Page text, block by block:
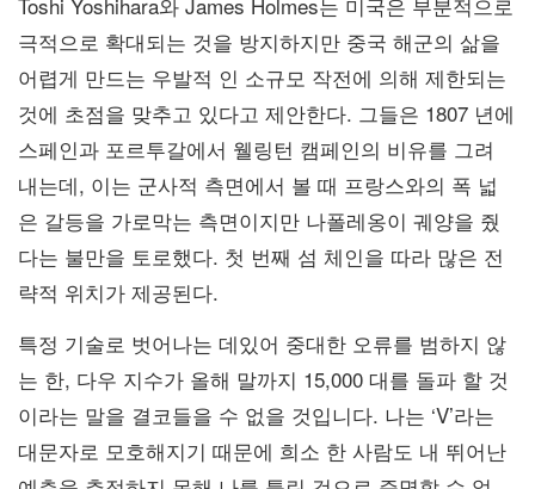
극적으로 확대되는 것을 방지하지만 중국 해군의 삶을
어렵게 만드는 우발적 인 소규모 작전에 의해 제한되는
것에 초점을 맞추고 있다고 제안한다. 그들은 1807 년에
스페인과 포르투갈에서 웰링턴 캠페인의 비유를 그려
내는데, 이는 군사적 측면에서 볼 때 프랑스와의 폭 넓
은 갈등을 가로막는 측면이지만 나폴레옹이 궤양을 줬
다는 불만을 토로했다. 첫 번째 섬 체인을 따라 많은 전
략적 위치가 제공된다.
특정 기술로 벗어나는 데있어 중대한 오류를 범하지 않
는 한, 다우 지수가 올해 말까지 15,000 대를 돌파 할 것
이라는 말을 결코들을 수 없을 것입니다. 나는 ‘V’라는
대문자로 모호해지기 때문에 희소 한 사람도 내 뛰어난